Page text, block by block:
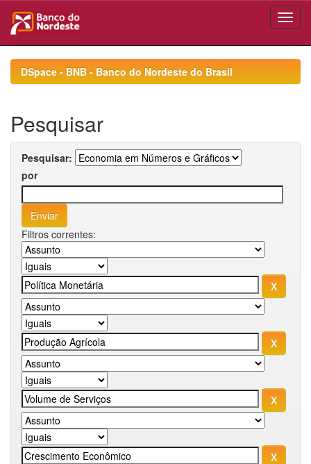
navigationDSpace - BNB - Banco do Nordeste do Brasil
Pesquisar
Pesquisar:
por
Filtros correntes: